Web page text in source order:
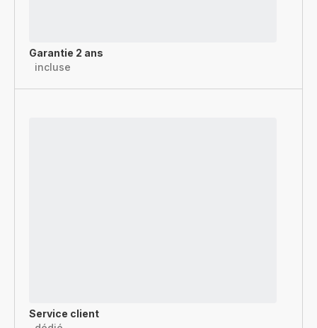
Garantie 2 ans
incluse
Service client